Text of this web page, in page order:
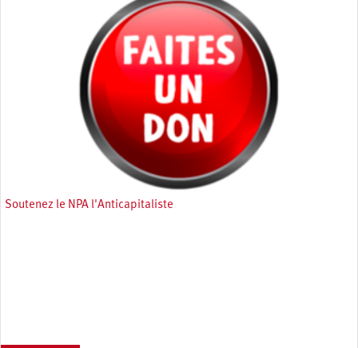
Soutenez le NPA l'Anticapitaliste